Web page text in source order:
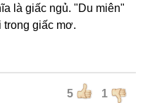
là giấc ngủ. "Du miên"
trong giấc mơ.
5 1